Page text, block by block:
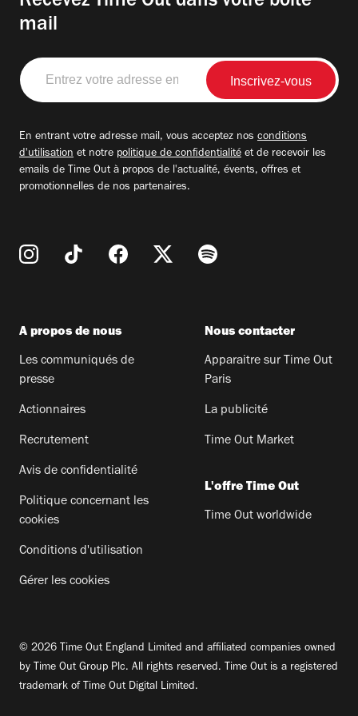
mail
Entrez
votre
adresse
En entrant votre adresse mail, vous acceptez nos conditions
d'utilisation et notre politique de confidentialité et de recevoir les
emails de Time Out à propos de l'actualité, évents, offres et
promotionnelles de nos partenaires.
A propos de nous
Les communiqués de
presse
Actionnaires
Recrutement
Avis de confidentialité
Politique concernant les
cookies
Conditions d'utilisation
Gérer les cookies
Nous contacter
Apparaitre sur Time Out
Paris
La publicité
Time Out Market
L'offre Time Out
Time Out worldwide
© 2026 Time Out England Limited and affiliated companies owned
by Time Out Group Plc. All rights reserved. Time Out is a registered
trademark of Time Out Digital Limited.